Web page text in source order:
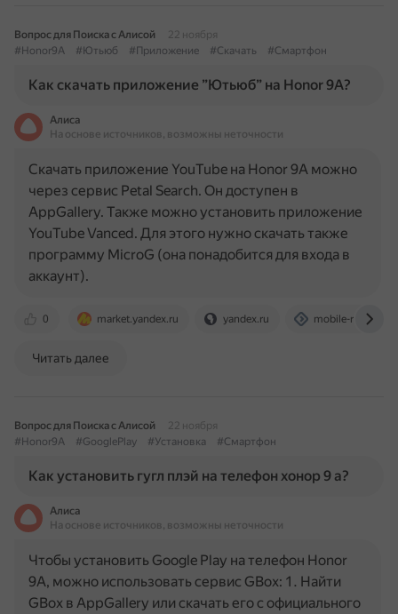
Вопрос для Поиска с Алисой
22 ноября
#Honor9A
#Ютьюб #Приложение #Скачать #Смартфон
Как скачать приложение ”Ютьюб” на Honor 9А?
Алиса
На основе источников, возможны неточности
0 market.yandex.ru yandex.ru mobile-
Скачать приложение YouTube на Honor 9A можно
через сервис Petal Search. Он доступен в
AppGallery. Также можно установить приложение
YouTube Vanced. Для этого нужно скачать также
программу MicroG (она понадобится для входа в
аккаунт).
Читать далее
Вопрос для Поиска с Алисой
22 ноября
#Honor9A
#GooglePlay #Установка #Смартфон
Как установить гугл плэй на телефон хонор 9 а?
Алиса
На основе источников, возможны неточности
Чтобы установить Google Play на телефон Honor
9A, можно использовать сервис GBox: 1. Найти
GBox в AppGallery или скачать его с официального